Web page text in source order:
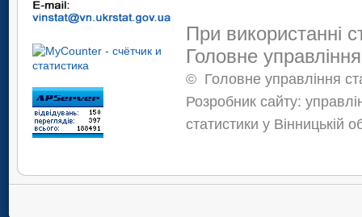
При використанні
Головне
© Головне управління
Розробник сайту:
статистики у Вінницькій